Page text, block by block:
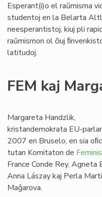
Esperant(i)o el raŭmisma
studentoj en la Belarta
neesperantistoj, kiuj pli
raŭmismon ol ĉiuj
latitudoj.
FEM kaj
Margareta Handzlik,
kristandemokrata EU-
2007 en Bruselo, en sia
tutan Komitaton de
France Conde Rey, Agneta
Anna Lászay kaj Perla
Maĝarova.